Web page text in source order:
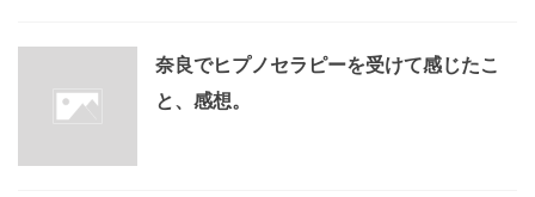
奈良でヒプノセラピーを受けて感じたこ
と、感想。